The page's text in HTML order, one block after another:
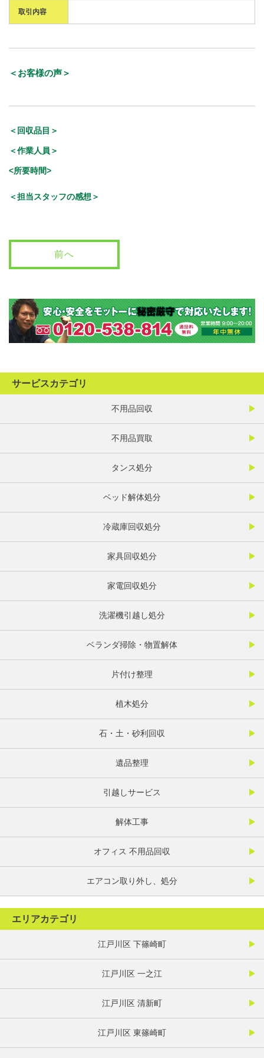
取引内容
＜お客様の声＞
＜回収品目＞
＜作業人員＞
<所要時間>
＜担当スタッフの感想＞
前へ
サービスカテゴリ
不用品回収
不用品買取
タンス処分
ベッド解体処分
冷蔵庫回収処分
家具回収処分
家電回収処分
洗濯機引越し処分
ベランダ掃除・物置解体
片付け整理
植木処分
石・土・砂利回収
遺品整理
引越しサービス
解体工事
オフィス 不用品回収
エアコン取り外し、処分
エリアカテゴリ
江戸川区 下篠崎町
江戸川区 一之江
江戸川区 清新町
江戸川区 東篠崎町